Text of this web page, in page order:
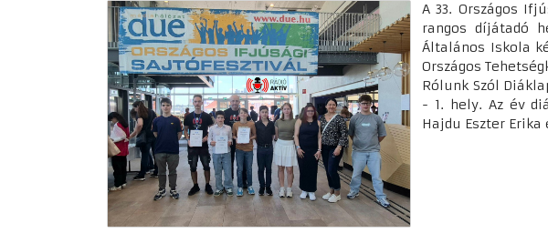
A 33. Országos
rangos díjátadó
Általános Iskola
Országos
Rólunk Szól
- 1. hely. Az év
Hajdu Eszter Erika